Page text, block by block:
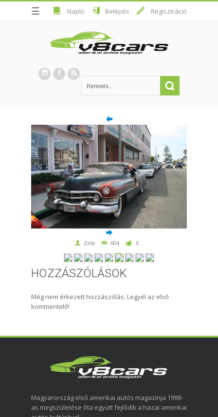
☰ Napló Belépés Regisztráció
Zola 604 0
HOZZÁSZÓLÁSOK
Még nem érkezett hozzászólás. Legyél az első
kommentelő!
Magyarország első amerikai autós magazinja 1998-
as megszületése óta együtt fejlődik a hazai amerikai